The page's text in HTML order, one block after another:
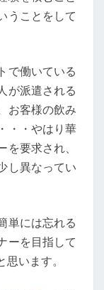
うことをして
で働いている
が派遣される
お客様の飲み
・・やはり華
要求され、
し異なってい
単には忘れる
ーを目指して
います。